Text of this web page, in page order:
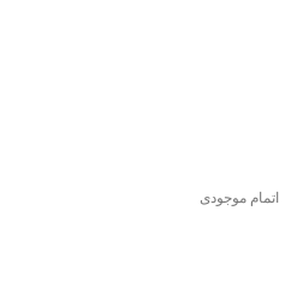
اتمام موجودی